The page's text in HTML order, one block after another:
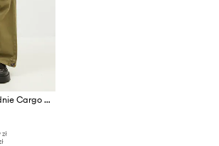
Alpha Industries spodnie Cargo Jogger Pant
zł